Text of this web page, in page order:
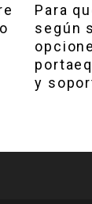
Para
según
y